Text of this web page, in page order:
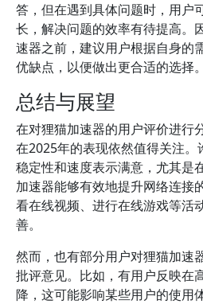
答，但在遇到具体问题时，用户
长，解决问题的效率有待提高。
速器之前，建议用户根据自身的
优缺点，以便做出更合适的选择。
总结与展望
在对狸猫加速器的用户评价进行
在2025年的表现依然值得关注
稳定性和速度表示满意，尤其是
加速器能够有效地提升网络连接
看在线视频、进行在线游戏等活
善。
然而，也有部分用户对狸猫加速
批评意见。比如，有用户反映在
降，这可能影响某些用户的使用